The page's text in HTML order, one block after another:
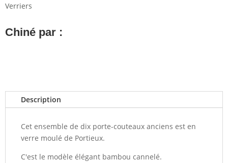
Verriers
Chiné par :
Description
Cet ensemble de dix porte-couteaux anciens est en
verre moulé de Portieux.
C'est le modèle élégant bambou cannelé.